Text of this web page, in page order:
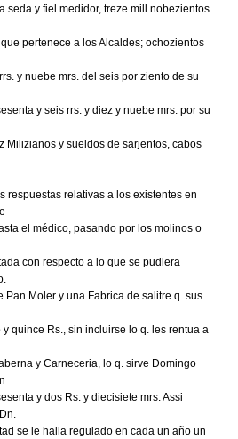
seda y fiel medidor, treze mill nobezientos
pertenece a los Alcaldes; ochozientos
y nuebe mrs. del seis por ziento de su
y seis rrs. y diez y nuebe mrs. por su
Milizianos y sueldos de sarjentos, cabos
respuestas relativas a los existentes en
el médico, pasando por los molinos o
con respecto a lo que se pudiera
Pan Moler y una Fabrica de salitre q. sus
quince Rs., sin incluirse lo q. les rentua a
y Carneceria, lo q. sirve Domingo
y dos Rs. y diecisiete mrs. Assi
se le halla regulado en cada un año un